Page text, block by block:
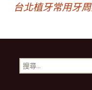
章
導
航
台北植牙常用牙
搜
尋